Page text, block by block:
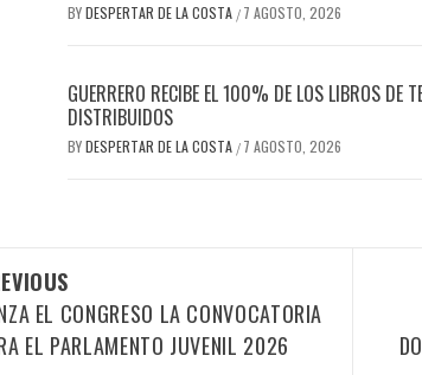
BYDESPERTAR DE LA COSTA / 7 AGOSTO, 2026
GUERRERO RECIBE EL 100% DE LOS LIBROS DE
DISTRIBUIDOS
BYDESPERTAR DE LA COSTA / 7 AGOSTO, 2026
EL CONGRESO LA CONVOCATORIA
EL PARLAMENTO JUVENIL 2026